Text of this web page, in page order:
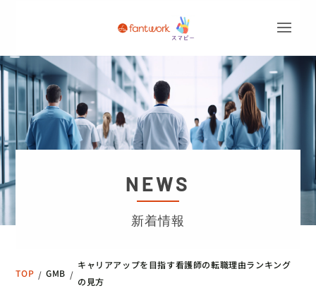
NEWS
新着情報
TOP / GMB /
キャリアアップを目指す看護師の転職理由ランキング
の見方